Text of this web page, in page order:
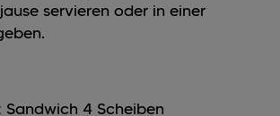
servieren oder in einer
Sandwich 4 Scheiben